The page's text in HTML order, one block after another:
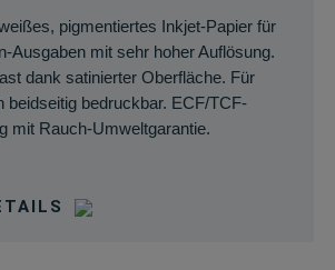
pigmentiertes Inkjet-Papier für
Ausgaben mit sehr hoher Auflösung.
dank satinierter Oberfläche. Für
beidseitig bedruckbar. ECF/TCF-
mit Rauch-Umweltgarantie.